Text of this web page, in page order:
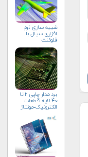
شبیه سازی نرم
افزاری سیال با
فلوئنت
برد مدار چاپی ۲ تا
۴۰ لایه-قطعات
الکترونیک-مونتاژ